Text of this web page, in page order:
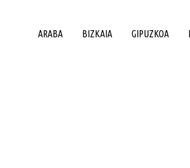
ARABA BIZKAIA GIPUZKOA